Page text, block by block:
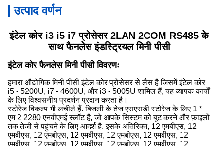
उत्पाद वर्णन
इंटेल कोर i3 i5 i7 प्रोसेसर 2LAN 2COM RS485 के
साथ फैनलेस इंडस्ट्रियल मिनी पीसी
इंटेल कोर फैनलेस मिनी पीसी विवरणः
हमारा औद्योगिक मिनी पीसी इंटेल कोर प्रोसेसर से लैस है जिसमें इंटेल कोर
i5 - 5200U, i7 - 4600U, और i3 - 5005U शामिल हैं, यह व्यापक कार्यों
के लिए विश्वसनीय प्रदर्शन प्रदान करता है।
स्टोरेज विकल्प भी लचीले हैं. बिजली के तेज एसएसडी स्टोरेज के लिए 1 *
एम 2 2280 एनवीएमई स्लॉट है, जो आपके सिस्टम को बूट करने और फ़ाइलों
तक तेजी से पहुंचने के लिए आदर्श है. इसके अतिरिक्त, 12 एमबीएस, 12
एमबीएस, 12 एमबीएस, 12 एमबीएस, 12 एमबीएस, 12 एमबीएस, 12
एमबीएस, 12 एमबीएस, 12 एमबीएस, 12 एमबीएस, 12 एमबीएस, 12